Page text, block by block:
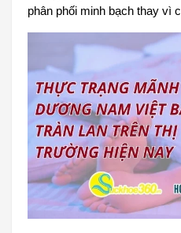
phân phối minh bạch thay vì